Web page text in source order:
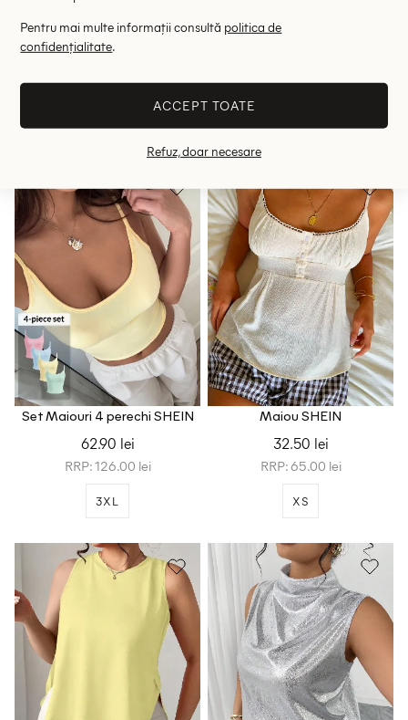
Maiou SHEIN
RRP: 45.00 lei RRP: 75.00 lei
Set Maiouri 4 perechi SHEIN
62.90 lei
RRP: 126.00 lei
3XL
Maiou SHEIN
32.50 lei
RRP: 65.00 lei
XS
Pentru mai multe informații consultă politica de
confidențialitate.
ACCEPT TOATE
Refuz, doar necesare